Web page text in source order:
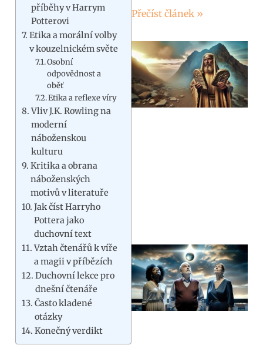
příběhy v Harrym
Potterovi
Etika a morální volby
v kouzelnickém světe
Osobní
odpovědnost a
oběť
Etika a reflexe víry
Vliv J.K. Rowling na
moderní
náboženskou
kulturu
Kritika a obrana
náboženských
motivů v literatuře
Jak číst Harryho
Pottera jako
duchovní text
Vztah čtenářů k víře
a magii v příbězích
Duchovní lekce pro
dnešní čtenáře
Často kladené
otázky
Konečný verdikt
Přečíst článek »